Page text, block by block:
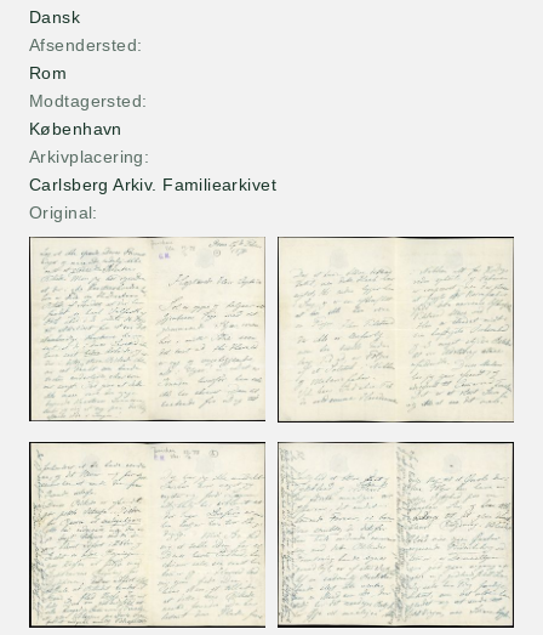
Dansk
Afsendersted
Rom
Modtagersted
København
Arkivplacering
Carlsberg Arkiv. Familiearkivet
Original